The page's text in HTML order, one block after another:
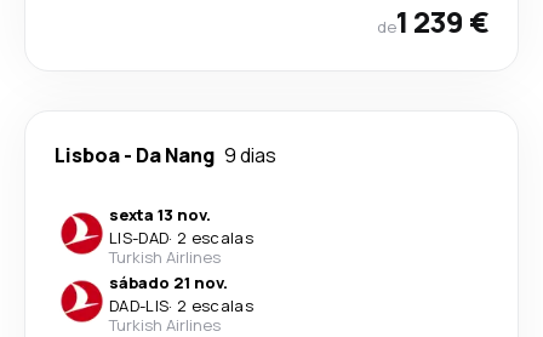
de1 239 €
Lisboa- Da Nang 9 dias
sexta 13 nov.
LIS-DAD· 2 escalas
Turkish Airlines
sábado 21 nov.
DAD-LIS· 2 escalas
Turkish Airlines